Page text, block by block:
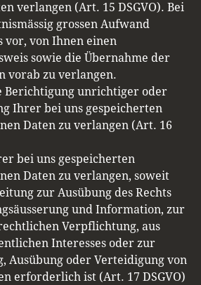
verlangen (Art. 15 DSGVO). Bei
grossen Aufwand
vor, von Ihnen einen
sowie die Übernahme der
vorab zu verlangen.
Berichtigung unrichtiger oder
Ihrer bei uns gespeicherten
Daten zu verlangen (Art. 16
bei uns gespeicherten
Daten zu verlangen, soweit
zur Ausübung des Rechts
und Information, zur
Verpflichtung, aus
Interesses oder zur
Ausübung oder Verteidigung von
erforderlich ist (Art. 17 DSGVO)